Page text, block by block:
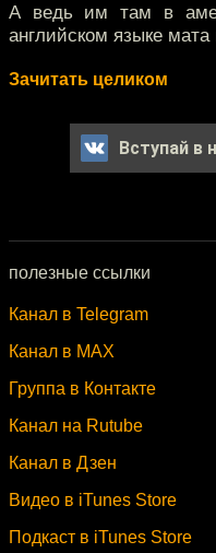
А ведь им там в
английском языке мата
Зачитать целиком
Вступай в
полезные ссылки
Канал в Telegram
Канал в MAX
Группа в Контакте
Канал на Rutube
Канал в Дзен
Видео в iTunes Store
Подкаст в iTunes Store